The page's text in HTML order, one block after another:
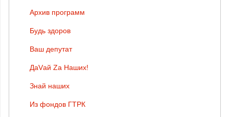
Архив программ
Будь здоров
Ваш депутат
ДаVай Zа Наших!
Знай наших
Из фондов ГТРК